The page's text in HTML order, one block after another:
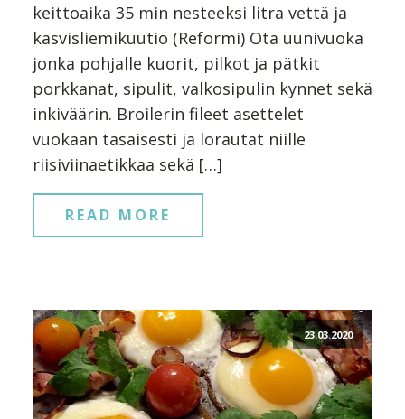
keittoaika 35 min nesteeksi litra vettä ja
kasvisliemikuutio (Reformi) Ota uunivuoka
jonka pohjalle kuorit, pilkot ja pätkit
porkkanat, sipulit, valkosipulin kynnet sekä
inkiväärin. Broilerin fileet asettelet
vuokaan tasaisesti ja lorautat niille
riisiviinaetikkaa sekä […]
READ MORE
23.03.2020